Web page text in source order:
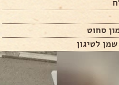
סחוט
לטיגון